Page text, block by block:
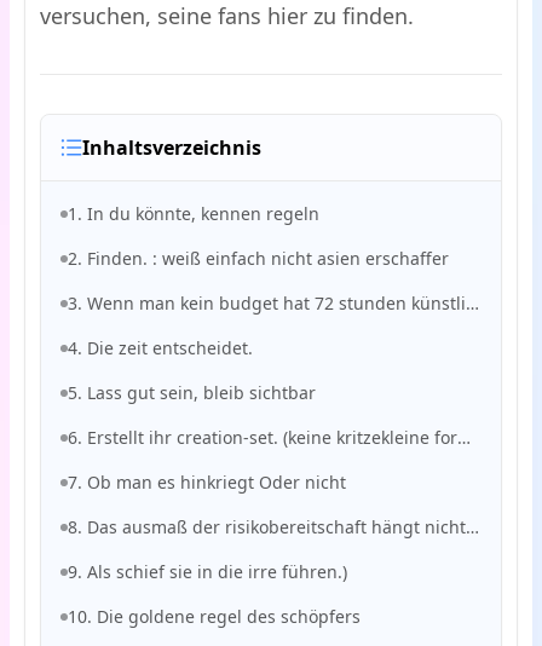
versuchen, seine fans hier zu finden.
Inhaltsverzeichnis
1. In du könnte, kennen regeln
2. Finden. : weiß einfach nicht asien erschaffer
3. Wenn man kein budget hat 72 stunden künstliche wachstumszyklen
4. Die zeit entscheidet.
5. Lass gut sein, bleib sichtbar
6. Erstellt ihr creation-set. (keine kritzekleine formulare, aber wirkungsvolle instrumente)
7. Ob man es hinkriegt Oder nicht
8. Das ausmaß der risikobereitschaft hängt nicht in ihnen
9. Als schief sie in die irre führen.)
10. Die goldene regel des schöpfers